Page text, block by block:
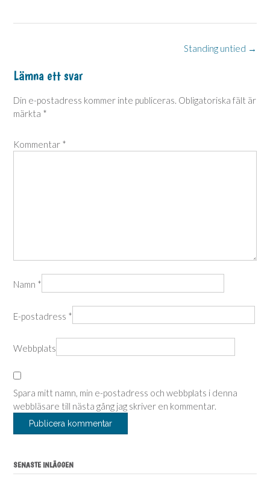
navigation
Standing untied →
Lämna ett svar
Din e-postadress kommer inte publiceras. Obligatoriska fält är
märkta *
Kommentar *
Namn *
E-postadress *
Webbplats
Spara mitt namn, min e-postadress och webbplats i denna
webbläsare till nästa gång jag skriver en kommentar.
SENASTE INLÄGGEN